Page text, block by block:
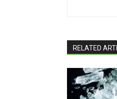
RELATED